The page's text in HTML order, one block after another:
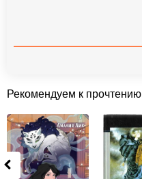
Рекомендуем к прочтению